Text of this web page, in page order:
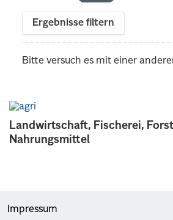
Landwirtschaft, Fischerei,
Nahrungsmittel
Ergebnisse filtern
Bitte versuch es mit einer
Impressum